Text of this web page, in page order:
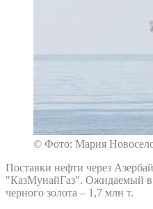
© Фото: Мария
Поставки нефти через
"КазМунайГаз". Ожидаемый в
черного золота – 1,7 млн т.